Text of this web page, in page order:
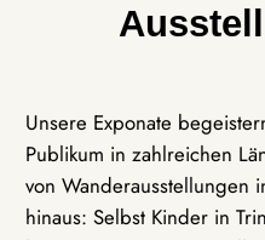
Unsere Exponate
Publikum in zahlreichen
von Wanderausstellungen
hinaus: Selbst Kinder in